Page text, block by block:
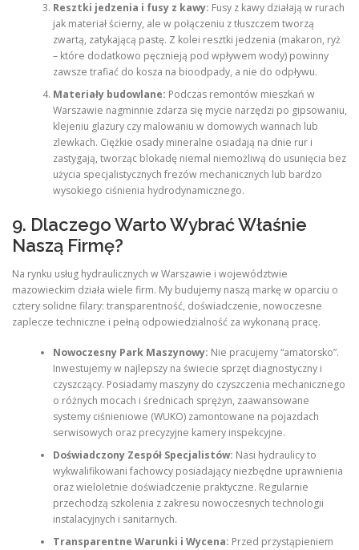
Resztki jedzenia i fusy z kawy: Fusy z kawy działają w rurach
jak materiał ścierny, ale w połączeniu z tłuszczem tworzą
zwartą, zatykającą pastę. Z kolei resztki jedzenia (makaron, ryż
– które dodatkowo pęcznieją pod wpływem wody) powinny
zawsze trafiać do kosza na bioodpady, a nie do odpływu.
Materiały budowlane: Podczas remontów mieszkań w
Warszawie nagminnie zdarza się mycie narzędzi po gipsowaniu,
klejeniu glazury czy malowaniu w domowych wannach lub
zlewkach. Ciężkie osady mineralne osiadają na dnie rur i
zastygają, tworząc blokadę niemal niemożliwą do usunięcia bez
użycia specjalistycznych frezów mechanicznych lub bardzo
wysokiego ciśnienia hydrodynamicznego.
9. Dlaczego Warto Wybrać Właśnie
Naszą Firmę?
Na rynku usług hydraulicznych w Warszawie i województwie
mazowieckim działa wiele firm. My budujemy naszą markę w oparciu o
cztery solidne filary: transparentność, doświadczenie, nowoczesne
zaplecze techniczne i pełną odpowiedzialność za wykonaną pracę.
Nowoczesny Park Maszynowy: Nie pracujemy “amatorsko”.
Inwestujemy w najlepszy na świecie sprzęt diagnostyczny i
czyszczący. Posiadamy maszyny do czyszczenia mechanicznego
o różnych mocach i średnicach sprężyn, zaawansowane
systemy ciśnieniowe (WUKO) zamontowane na pojazdach
serwisowych oraz precyzyjne kamery inspekcyjne.
Doświadczony Zespół Specjalistów: Nasi hydraulicy to
wykwalifikowani fachowcy posiadający niezbędne uprawnienia
oraz wieloletnie doświadczenie praktyczne. Regularnie
przechodzą szkolenia z zakresu nowoczesnych technologii
instalacyjnych i sanitarnych.
Transparentne Warunki i Wycena: Przed przystąpieniem